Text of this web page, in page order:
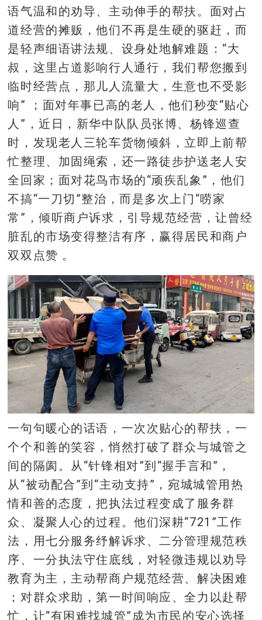
语气温和的劝导、主动伸手的帮扶。面对占
道经营的摊贩，他们不再是生硬的驱赶，而
是轻声细语讲法规、设身处地解难题：“大
叔，这里占道影响行人通行，我们帮您搬到
临时经营点，那儿人流量大，生意也不受影
响” ；面对年事已高的老人，他们秒变“贴心
人”，近日，新华中队队员张博、杨锋巡查
时，发现老人三轮车货物倾斜，立即上前帮
忙整理、加固绳索，还一路徒步护送老人安
全回家；面对花鸟市场的“顽疾乱象”，他们
不搞“一刀切”整治，而是多次上门“唠家
常”，倾听商户诉求，引导规范经营，让曾经
脏乱的市场变得整洁有序，赢得居民和商户
双双点赞 。
一句句暖心的话语，一次次贴心的帮扶，一
个个和善的笑容，悄然打破了群众与城管之
间的隔阂。从“针锋相对”到“握手言和”，
从“被动配合”到“主动支持”，宛城城管用热
情和善的态度，把执法过程变成了服务群
众、凝聚人心的过程。他们深耕“721”工作
法，用七分服务纾解诉求、二分管理规范秩
序、一分执法守住底线，对轻微违规以劝导
教育为主，主动帮商户规范经营、解决困难
；对群众求助，第一时间响应、全力以赴帮
忙，让“有困难找城管”成为市民的安心选择